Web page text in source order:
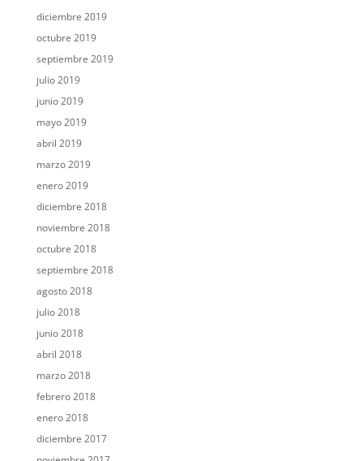
diciembre 2019
octubre 2019
septiembre 2019
julio 2019
junio 2019
mayo 2019
abril 2019
marzo 2019
enero 2019
diciembre 2018
noviembre 2018
octubre 2018
septiembre 2018
agosto 2018
julio 2018
junio 2018
abril 2018
marzo 2018
febrero 2018
enero 2018
diciembre 2017